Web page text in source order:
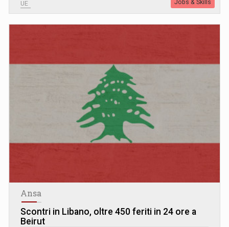
UE Jobs & Skills
Ansa
Scontri in Libano, oltre 450 feriti in 24 ore a
Beirut